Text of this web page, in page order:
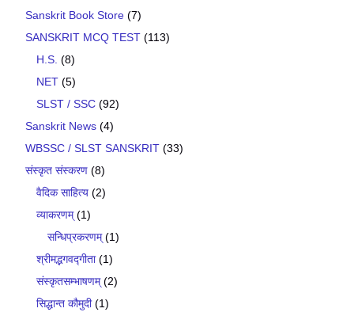
Sanskrit Book Store (7)
SANSKRIT MCQ TEST (113)
H.S. (8)
NET (5)
SLST / SSC (92)
Sanskrit News (4)
WBSSC / SLST SANSKRIT (33)
संस्कृत संस्करण (8)
वैदिक साहित्य (2)
व्याकरणम्(1)
सन्धिप्रकरणम्(1)
श्रीमद्भगवद्गीता(1)
संस्कृतसम्भाषणम्(2)
सिद्धान्त कौमुदी(1)